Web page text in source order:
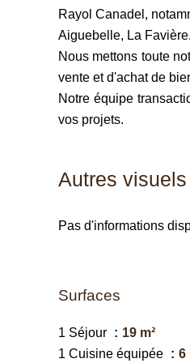
Rayol Canadel,
Aiguebelle, La
Nous mettons toute
vente et d'achat de
Notre équipe
vos projets.
Autres visuels
Pas d'informations
Surfaces
1 Séjour
19 m²
1 Cuisine équipée
6